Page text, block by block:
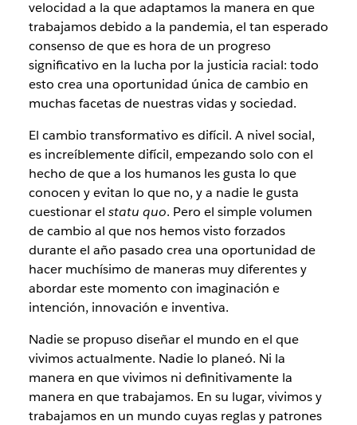
velocidad a la que adaptamos la manera en que
trabajamos debido a la pandemia, el tan esperado
consenso de que es hora de un progreso
significativo en la lucha por la justicia racial: todo
esto crea una oportunidad única de cambio en
muchas facetas de nuestras vidas y sociedad.
El cambio transformativo es difícil. A nivel social,
es increíblemente difícil, empezando solo con el
hecho de que a los humanos les gusta lo que
conocen y evitan lo que no, y a nadie le gusta
cuestionar el statu quo. Pero el simple volumen
de cambio al que nos hemos visto forzados
durante el año pasado crea una oportunidad de
hacer muchísimo de maneras muy diferentes y
abordar este momento con imaginación e
intención, innovación e inventiva.
Nadie se propuso diseñar el mundo en el que
vivimos actualmente. Nadie lo planeó. Ni la
manera en que vivimos ni definitivamente la
manera en que trabajamos. En su lugar, vivimos y
trabajamos en un mundo cuyas reglas y patrones